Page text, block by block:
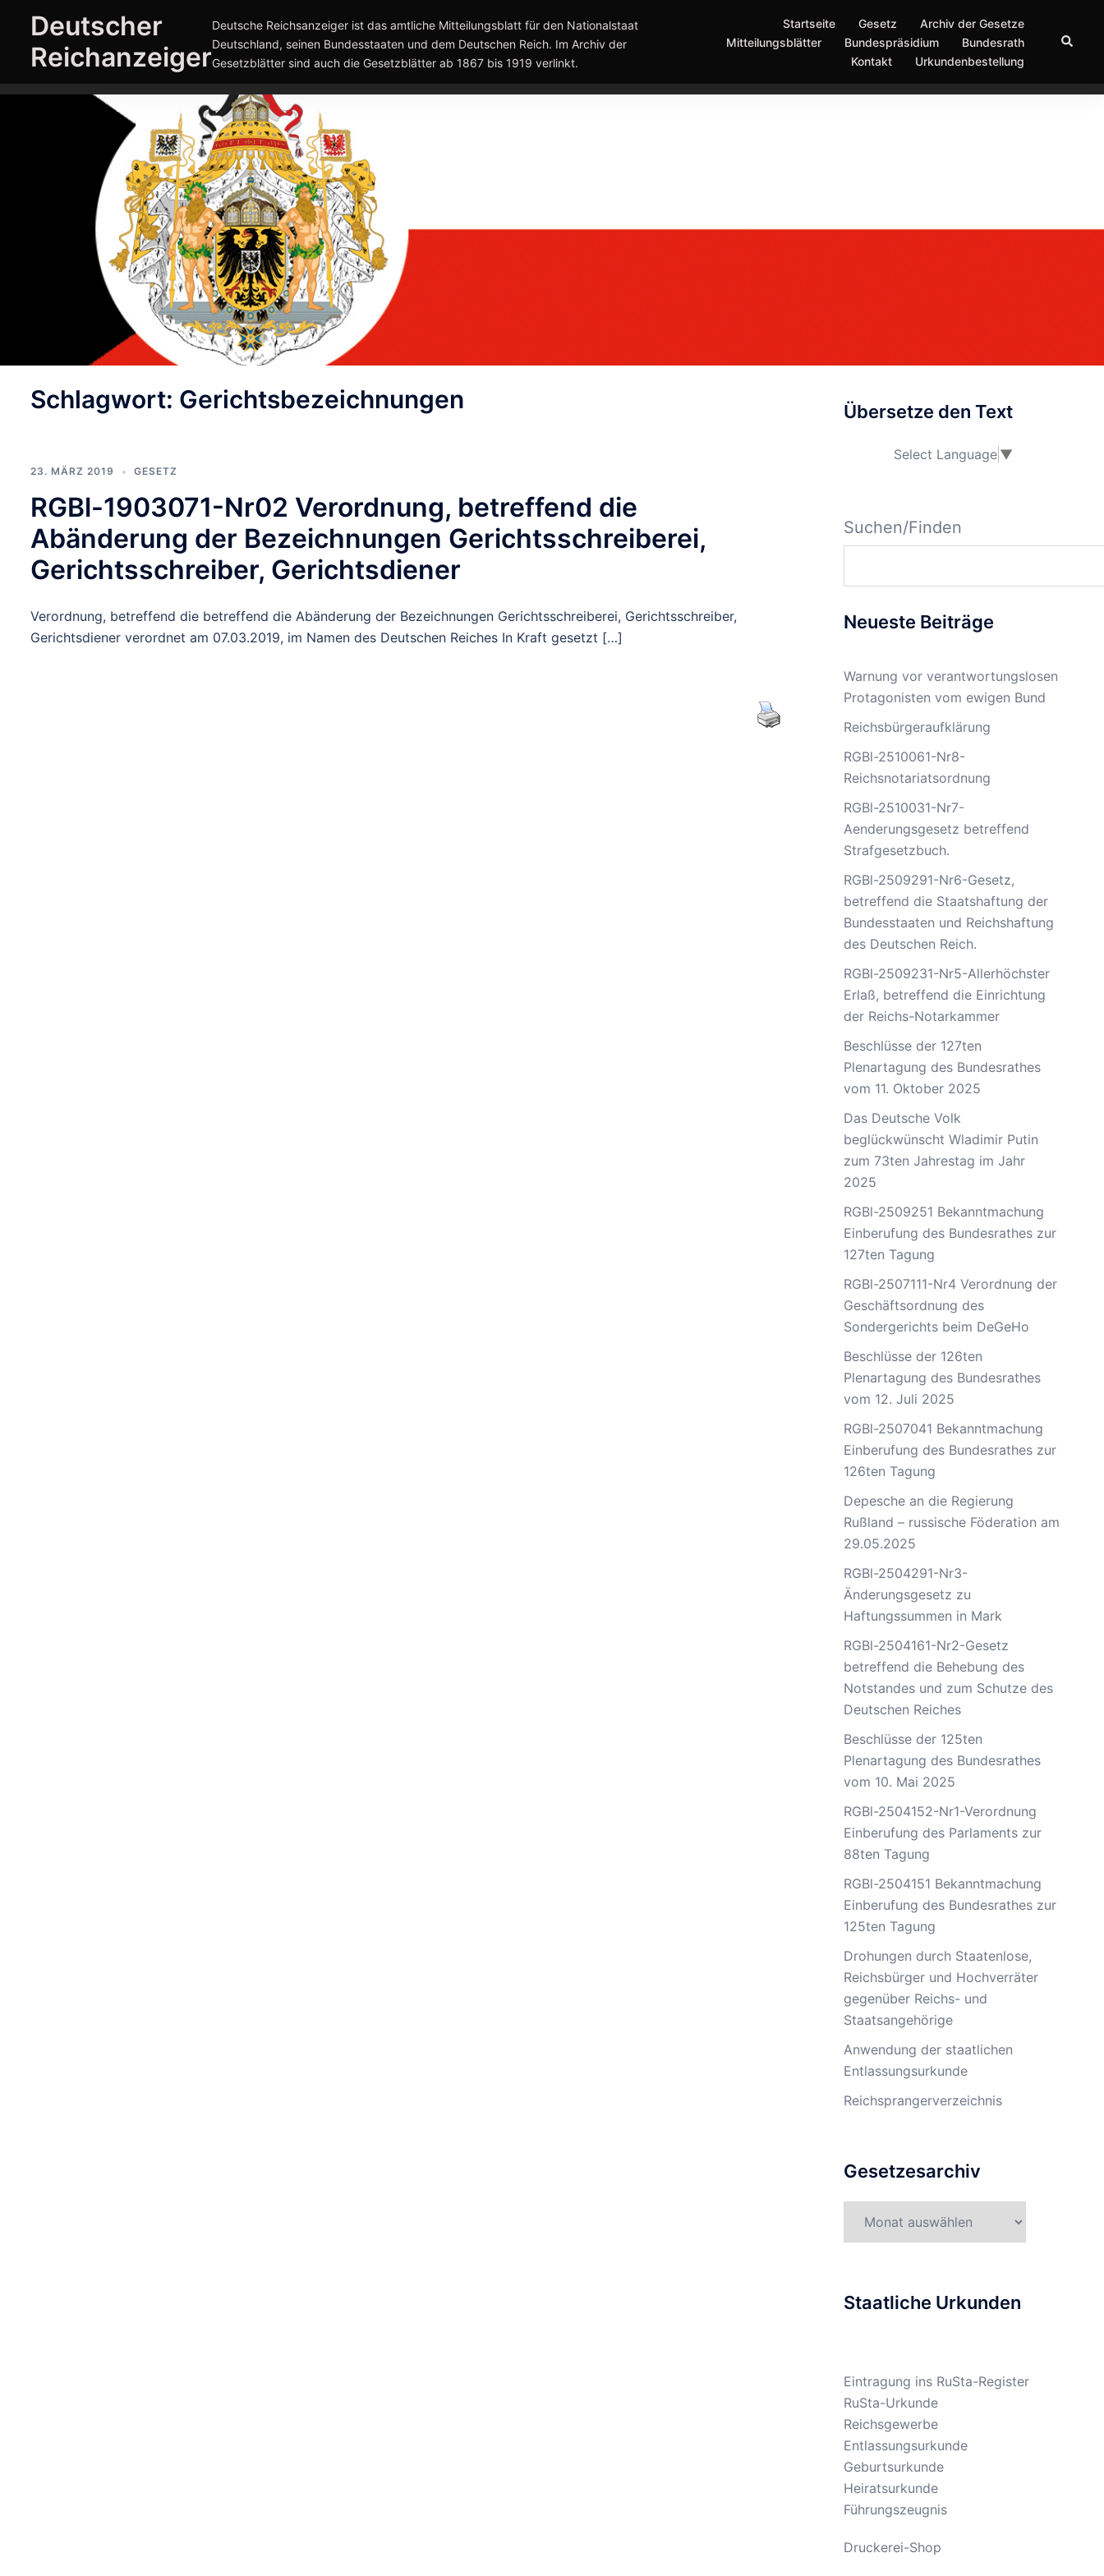
Inhalt
springen
Deutscher
Reichanzeiger
Deutsche Reichsanzeiger ist das amtliche Mitteilungsblatt für den Nationalstaat
Deutschland, seinen Bundesstaaten und dem Deutschen Reich. Im Archiv der
Gesetzblätter sind auch die Gesetzblätter ab 1867 bis 1919 verlinkt.
Startseite Gesetz
Archiv der Gesetze
Mitteilungsblätter
Bundespräsidium
Bundesrath
Kontakt
Urkundenbestellung
Suche
Schlagwort: Gerichtsbezeichnungen
23. MÄRZ 2019 GESETZ
RGBl-1903071-Nr02 Verordnung, betreffend die
Abänderung der Bezeichnungen Gerichtsschreiberei,
Gerichtsschreiber, Gerichtsdiener
Verordnung, betreffend die betreffend die Abänderung der Bezeichnungen Gerichtsschreiberei, Gerichtsschreiber,
Gerichtsdiener verordnet am 07.03.2019, im Namen des Deutschen Reiches In Kraft gesetzt […]
Übersetze den Text
Select Language ▼
Suchen/Finden
Neueste Beiträge
Warnung vor verantwortungslosen
Protagonisten vom ewigen Bund
Reichsbürgeraufklärung
RGBl-2510061-Nr8-
Reichsnotariatsordnung
RGBl-2510031-Nr7-
Aenderungsgesetz betreffend
Strafgesetzbuch.
RGBl-2509291-Nr6-Gesetz,
betreffend die Staatshaftung der
Bundesstaaten und Reichshaftung
des Deutschen Reich.
RGBl-2509231-Nr5-Allerhöchster
Erlaß, betreffend die Einrichtung
der Reichs-Notarkammer
Beschlüsse der 127ten
Plenartagung des Bundesrathes
vom 11. Oktober 2025
Das Deutsche Volk
beglückwünscht Wladimir Putin
zum 73ten Jahrestag im Jahr
2025
RGBl-2509251 Bekanntmachung
Einberufung des Bundesrathes zur
127ten Tagung
RGBl-2507111-Nr4 Verordnung der
Geschäftsordnung des
Sondergerichts beim DeGeHo
Beschlüsse der 126ten
Plenartagung des Bundesrathes
vom 12. Juli 2025
RGBl-2507041 Bekanntmachung
Einberufung des Bundesrathes zur
126ten Tagung
Depesche an die Regierung
Rußland – russische Föderation am
29.05.2025
RGBl-2504291-Nr3-
Änderungsgesetz zu
Haftungssummen in Mark
RGBl-2504161-Nr2-Gesetz
betreffend die Behebung des
Notstandes und zum Schutze des
Deutschen Reiches
Beschlüsse der 125ten
Plenartagung des Bundesrathes
vom 10. Mai 2025
RGBl-2504152-Nr1-Verordnung
Einberufung des Parlaments zur
88ten Tagung
RGBl-2504151 Bekanntmachung
Einberufung des Bundesrathes zur
125ten Tagung
Drohungen durch Staatenlose,
Reichsbürger und Hochverräter
gegenüber Reichs- und
Staatsangehörige
Anwendung der staatlichen
Entlassungsurkunde
Reichsprangerverzeichnis
Gesetzesarchiv
Staatliche Urkunden
Eintragung ins RuSta-Register
RuSta-Urkunde
Reichsgewerbe
Entlassungsurkunde
Geburtsurkunde
Heiratsurkunde
Führungszeugnis
Druckerei-Shop